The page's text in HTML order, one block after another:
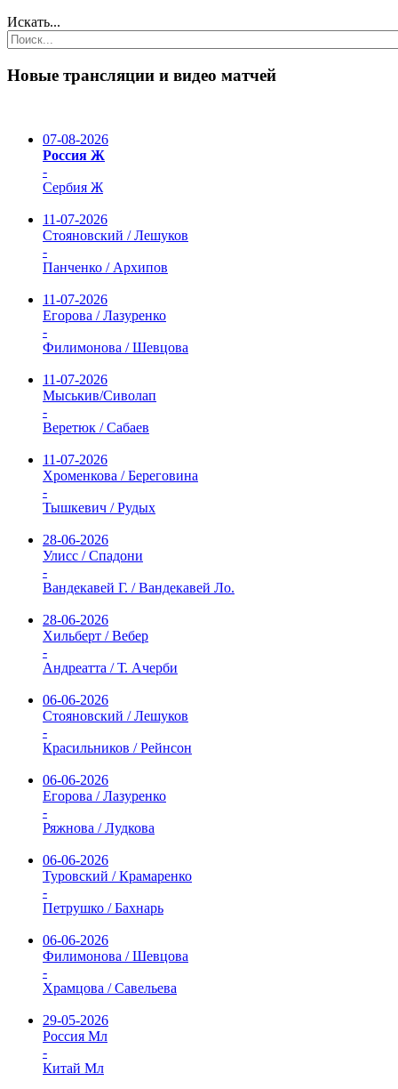
Искать...
Новые трансляции и видео матчей
07-08-2026
Россия Ж
-
Сербия Ж
11-07-2026
Стояновский / Лешуков
-
Панченко / Архипов
11-07-2026
Егорова / Лазуренко
-
Филимонова / Шевцова
11-07-2026
Мыськив/Сиволап
-
Веретюк / Сабаев
11-07-2026
Хроменкова / Береговина
-
Тышкевич / Рудых
28-06-2026
Улисс / Спадони
-
Вандекавей Г. / Вандекавей Ло.
28-06-2026
Хильберт / Вебер
-
Андреатта / Т. Ачерби
06-06-2026
Стояновский / Лешуков
-
Красильников / Рейнсон
06-06-2026
Егорова / Лазуренко
-
Ряжнова / Лудкова
06-06-2026
Туровский / Крамаренко
-
Петрушко / Бахнарь
06-06-2026
Филимонова / Шевцова
-
Храмцова / Савельева
29-05-2026
Россия Мл
-
Китай Мл